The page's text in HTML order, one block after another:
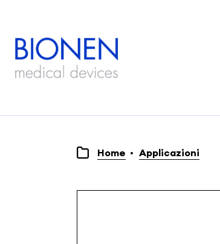
Home Applicazioni